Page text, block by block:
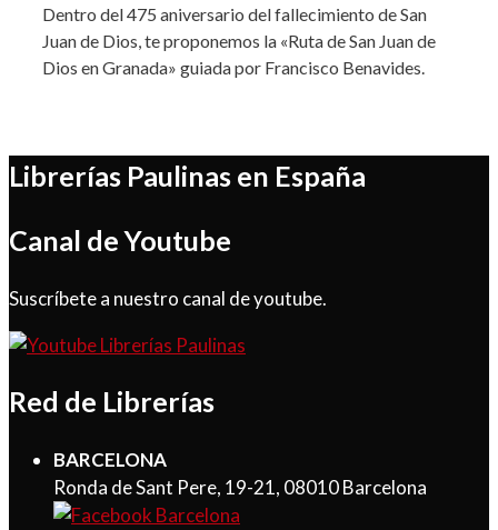
Dentro del 475 aniversario del fallecimiento de San
Juan de Dios, te proponemos la «Ruta de San Juan de
Dios en Granada» guiada por Francisco Benavides.
Librerías Paulinas en España
Canal de Youtube
Suscríbete a nuestro canal de youtube.
Red de Librerías
BARCELONA
Ronda de Sant Pere, 19-21, 08010 Barcelona